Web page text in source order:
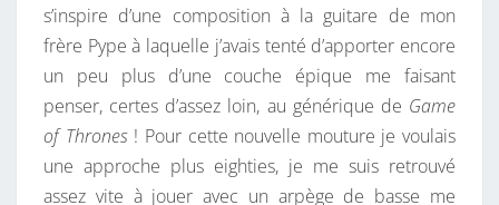
s’inspire d’une composition à la guitare de mon
frère Pype à laquelle j’avais tenté d’apporter encore
un peu plus d’une couche épique me faisant
penser, certes d’assez loin, au générique de Game
of Thrones! Pour cette nouvelle mouture je voulais
une approche plus eighties, je me suis retrouvé
assez vite à jouer avec un arpège de basse me